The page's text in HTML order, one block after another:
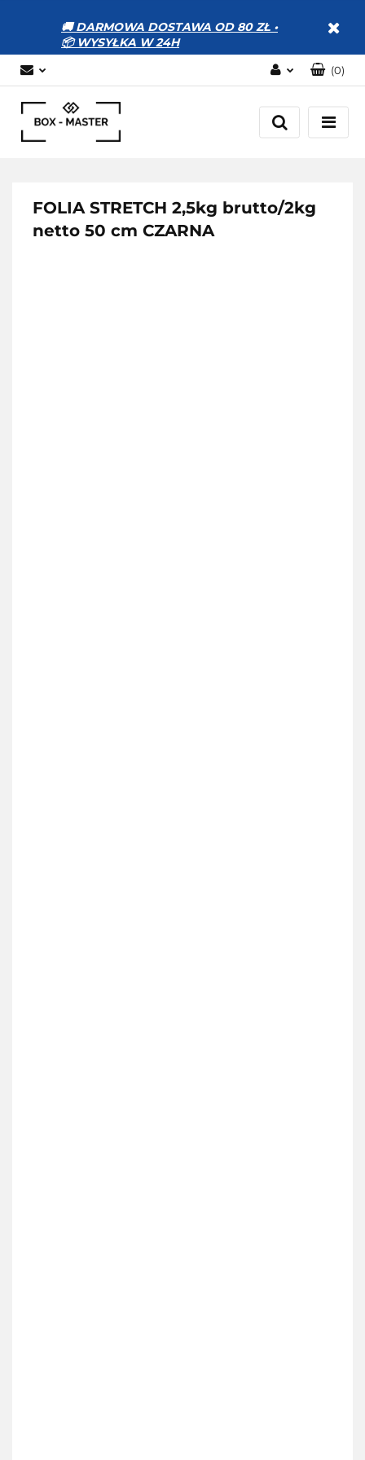
🚚 DARMOWA DOSTAWA OD 80 ZŁ •
📦 WYSYŁKA W 24H
Zaloguj się
Zarejestruj się
(0)
FOLIA STRETCH 2,5kg brutto/2kg
netto 50 cm CZARNA